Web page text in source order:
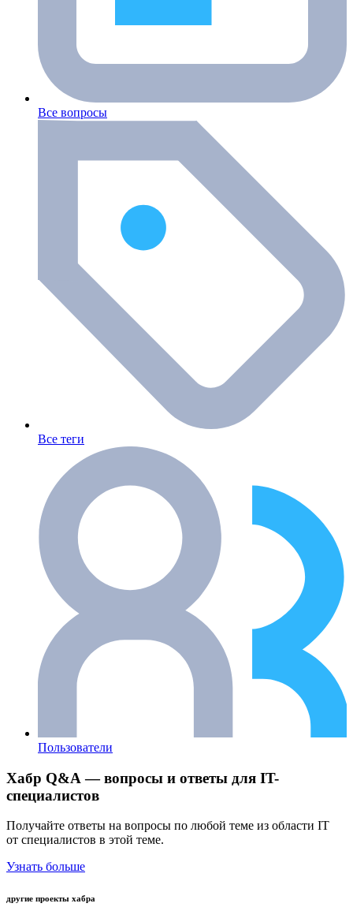
Все вопросы
Все теги
Пользователи
Хабр Q&A — вопросы и ответы для IT-
специалистов
Получайте ответы на вопросы по любой теме из области IT
от специалистов в этой теме.
Узнать больше
другие проекты хабра